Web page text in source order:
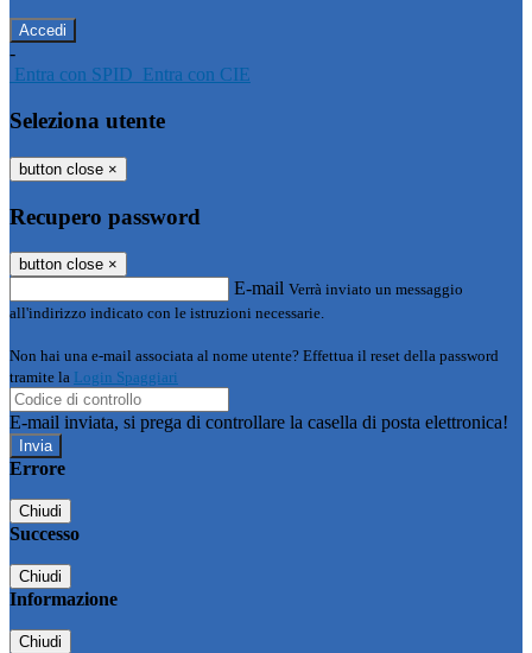
-
Entra con SPID Entra con CIE
Seleziona utente
button close ×
Recupero password
button close ×
E-mail Verrà inviato un messaggio
all'indirizzo indicato con le istruzioni necessarie.
Non hai una e-mail associata al nome utente? Effettua il reset della password
tramite la Login Spaggiari
E-mail inviata, si prega di controllare la casella di posta elettronica!
Errore
Chiudi
Successo
Chiudi
Informazione
Chiudi